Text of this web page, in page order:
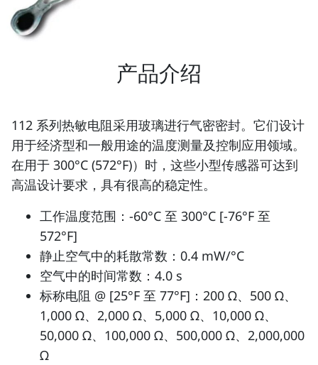
产品介绍
112 系列热敏电阻采用玻璃进行气密密封。它们设计
用于经济型和一般用途的温度测量及控制应用领域。
在用于 300°C (572°F)）时，这些小型传感器可达到
高温设计要求，具有很高的稳定性。
工作温度范围：-60°C 至 300°C [-76°F 至
572°F]
静止空气中的耗散常数：0.4 mW/°C
空气中的时间常数：4.0 s
标称电阻 @ [25°F 至 77°F]：200 Ω、500 Ω、
1,000 Ω、2,000 Ω、5,000 Ω、10,000 Ω、
50,000 Ω、100,000 Ω、500,000 Ω、2,000,000
Ω